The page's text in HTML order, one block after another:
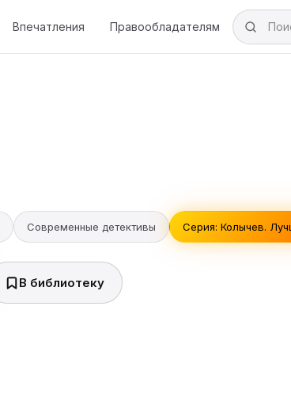
Впечатления Правообладателям
Современные детективы Серия: Колычев.
В библиотеку